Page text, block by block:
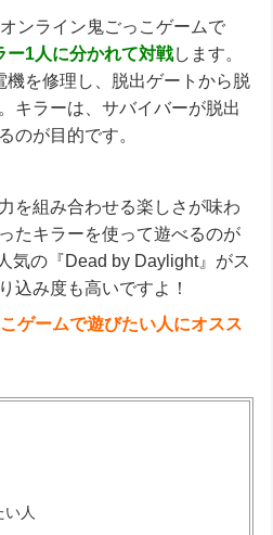
ンライン鬼ごっこゲームで
ー1人に分かれて対戦します。
機を修理し、脱出ゲートから脱
キラーは、サバイバーが脱出
のが目的です。
を組み合わせる楽しさが味わ
たキラーを使って遊べるのが
気の『Dead by Daylight』がス
込み度も高いですよ！
ゲームで遊びたい人にオスス
人